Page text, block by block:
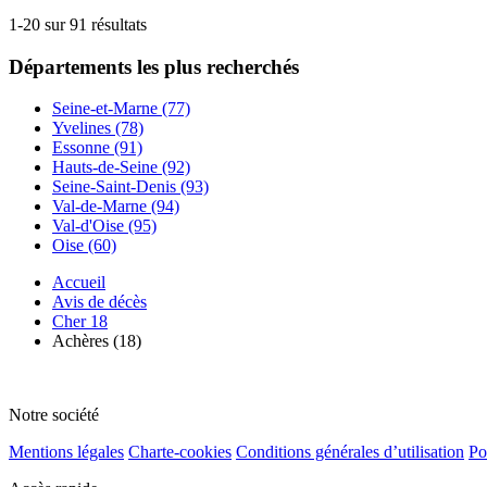
1-20 sur 91 résultats
Départements les plus recherchés
Seine-et-Marne (77)
Yvelines (78)
Essonne (91)
Hauts-de-Seine (92)
Seine-Saint-Denis (93)
Val-de-Marne (94)
Val-d'Oise (95)
Oise (60)
Accueil
Avis de décès
Cher 18
Achères (18)
Notre société
Mentions légales Charte-cookies Conditions générales d’utilisation